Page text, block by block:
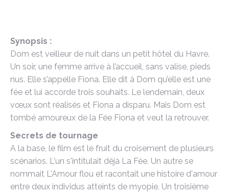
Synopsis :
Dom est veilleur de nuit dans un petit hôtel du Havre.
Un soir, une femme arrive à l’accueil, sans valise, pieds
nus. Elle s’appelle Fiona. Elle dit à Dom qu’elle est une
fée et lui accorde trois souhaits. Le lendemain, deux
vœux sont réalisés et Fiona a disparu. Mais Dom est
tombé amoureux de la Fée Fiona et veut la retrouver.
Secrets de tournage
A la base, le film est le fruit du croisement de plusieurs
scénarios. L'un s'intitulait déjà La Fée. Un autre se
nommait L'Amour flou et racontait une histoire d'amour
entre deux individus atteints de myopie. Un troisième